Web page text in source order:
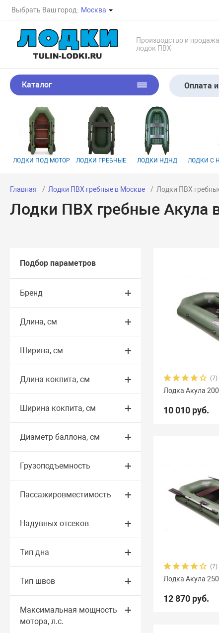
Выбрать Ваш город: Москва
Производство и продажа
лодок ПВХ
Каталог Оплата
ЛОДКИ ПОД МОТОР ЛОДКИ ГРЕБНЫЕ ЛОДКИ НДНД ЛОДКИ С
Главная Лодки ПВХ гребные в Москве Лодки ПВХ
Лодки ПВХ гребные Акула
Подбор параметров
Бренд
Длина, см
Ширина, см
Длина кокпита, см
Ширина кокпита, см
Диаметр баллона, см
Грузоподъемность
Пассажировместимость
Надувных отсеков
Тип дна
Тип швов
Максимальная мощность
мотора, л.с.
(7)
Лодка Акула
10 010 руб.
(7)
Лодка Акула
12 870 руб.